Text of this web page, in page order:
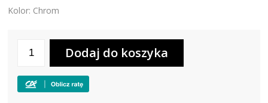
Kolor: Chrom